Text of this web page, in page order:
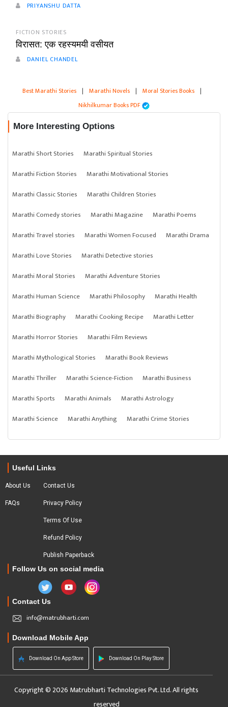
PRIYANSHU DATTA
FICTION STORIES
विरासत: एक रहस्यमयी वसीयत
DANIEL CHANDEL
Best Marathi Stories | Marathi Novels | Moral Stories Books |
Nikhilkumar Books PDF
More Interesting Options
Marathi Short Stories
Marathi Spiritual Stories
Marathi Fiction Stories
Marathi Motivational Stories
Marathi Classic Stories
Marathi Children Stories
Marathi Comedy stories
Marathi Magazine
Marathi Poems
Marathi Travel stories
Marathi Women Focused
Marathi Drama
Marathi Love Stories
Marathi Detective stories
Marathi Moral Stories
Marathi Adventure Stories
Marathi Human Science
Marathi Philosophy
Marathi Health
Marathi Biography
Marathi Cooking Recipe
Marathi Letter
Marathi Horror Stories
Marathi Film Reviews
Marathi Mythological Stories
Marathi Book Reviews
Marathi Thriller
Marathi Science-Fiction
Marathi Business
Marathi Sports
Marathi Animals
Marathi Astrology
Marathi Science
Marathi Anything Marathi Crime Stories
Useful Links
About Us
FAQs
Contact Us
Privacy Policy
Terms Of Use
Refund Policy
Publish Paperback
Follow Us on social media
Contact Us
info@matrubharti.com
Download Mobile App
Download On App Store Download On Play Store
Copyright © 2026 Matrubharti Technologies Pvt. Ltd. All rights
reserved